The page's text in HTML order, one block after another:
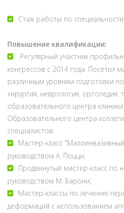
Стаж работы по специальности
Повышение квалификации:
Регулярный участник
конгрессов с 2014 года. Посетил
различным уровням подготовки
хирургия, неврология, ортопедия,
образовательного центра
Образовательного центра
специалистов.
Мастер-класс
руководством А. Поцци;
Продвинутый мастер-класс по
руководством М. Барони;
Мастер-классы по лечению
деформаций с использованием